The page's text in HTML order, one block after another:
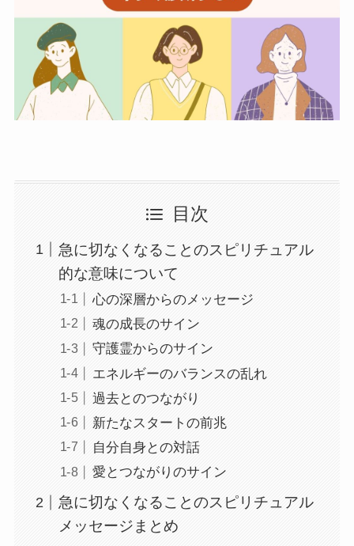
目次
急に切なくなることのスピリチュアル
的な意味について
心の深層からのメッセージ
魂の成長のサイン
守護霊からのサイン
エネルギーのバランスの乱れ
過去とのつながり
新たなスタートの前兆
自分自身との対話
愛とつながりのサイン
急に切なくなることのスピリチュアル
メッセージまとめ